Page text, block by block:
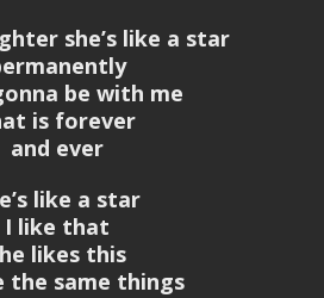
she’s like a star
be with me
is forever
and ever
like a star
I like that
likes this
the same things